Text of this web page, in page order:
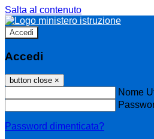
Salta al contenuto
Accedi
Accedi
button close ×
Nome
Password dimenticata?